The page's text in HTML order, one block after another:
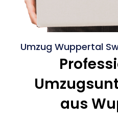
Umzug Wuppertal
aus